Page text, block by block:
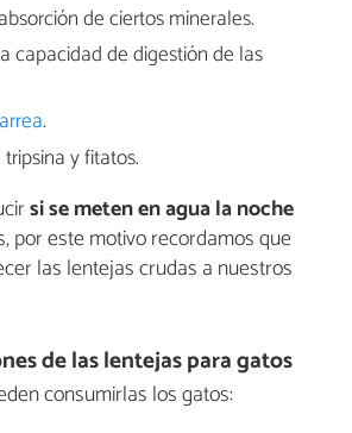
de ciertos minerales.
capacidad de digestión de las
.
y fitatos.
si se meten en agua la noche
por este motivo recordamos que
las lentejas crudas a nuestros
de las lentejas para gatos
consumirlas los gatos: